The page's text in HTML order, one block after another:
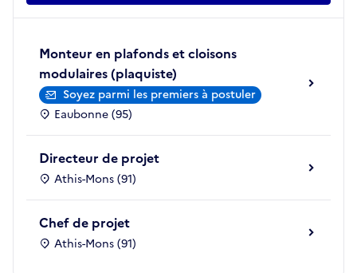
Monteur en plafonds et cloisons
modulaires (plaquiste)
Soyez parmi les premiers à postuler
Eaubonne (95)
Directeur de projet
Athis-Mons (91)
Chef de projet
Athis-Mons (91)